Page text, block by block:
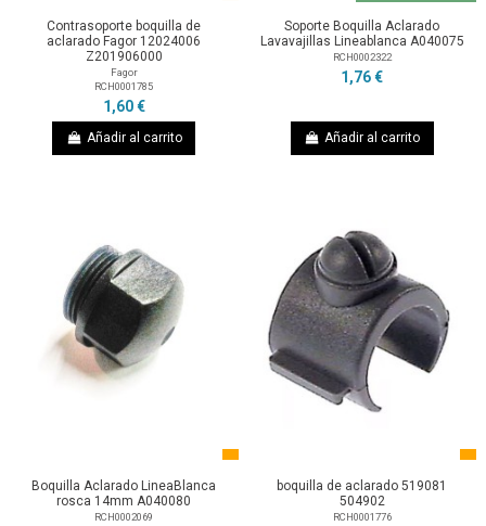
Contrasoporte boquilla de
aclarado Fagor 12024006
Z201906000
Fagor
RCH0001785
1,60 €
Añadir al carrito
Soporte Boquilla Aclarado
Lavavajillas Lineablanca A040075
RCH0002322
1,76 €
Añadir al carrito
Boquilla Aclarado LineaBlanca
rosca 14mm A040080
RCH0002069
boquilla de aclarado 519081
504902
RCH0001776